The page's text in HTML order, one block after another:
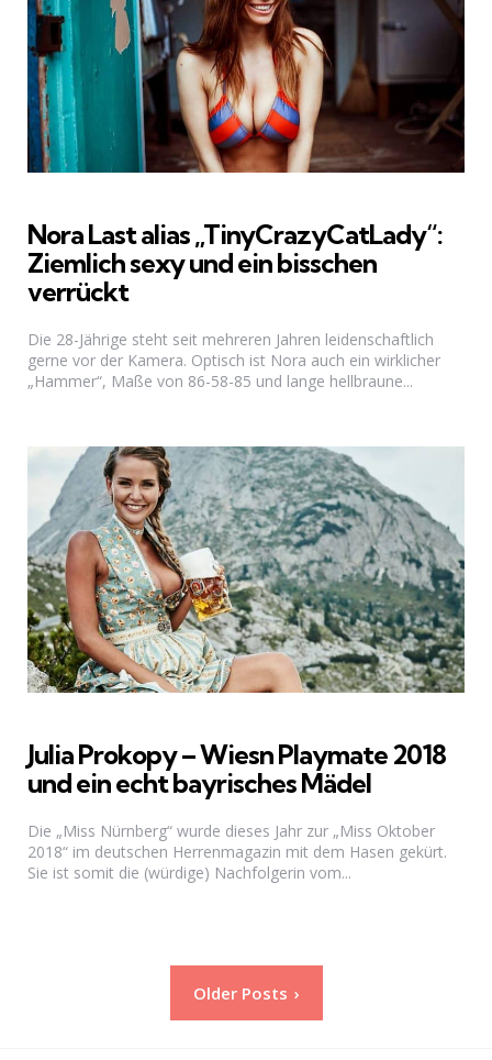
Nora Last alias „TinyCrazyCatLady“:
Ziemlich sexy und ein bisschen
verrückt
Die 28-Jährige steht seit mehreren Jahren leidenschaftlich
gerne vor der Kamera. Optisch ist Nora auch ein wirklicher
„Hammer“, Maße von 86-58-85 und lange hellbraune...
Julia Prokopy – Wiesn Playmate 2018
und ein echt bayrisches Mädel
Die „Miss Nürnberg“ wurde dieses Jahr zur „Miss Oktober
2018“ im deutschen Herrenmagazin mit dem Hasen gekürt.
Sie ist somit die (würdige) Nachfolgerin vom...
Seitennummerierung
Older Posts